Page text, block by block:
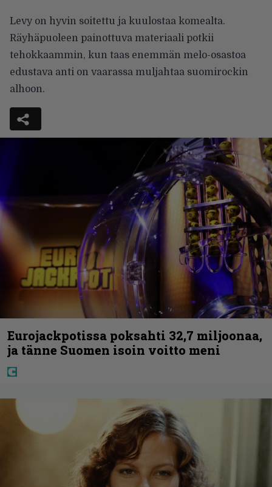
Levy on hyvin soitettu ja kuulostaa komealta.
Räyhäpuoleen painottuva materiaali potkii
tehokkaammin, kun taas enemmän melo-osastoa
edustava anti on vaarassa muljahtaa suomirockin
alhoon.
Eurojackpotissa poksahti 32,7 miljoonaa,
ja tänne Suomen isoin voitto meni